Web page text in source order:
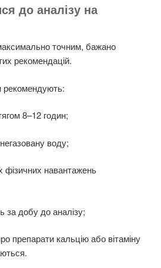
до аналізу на
точним, бажано
рекомендацій.
8–12 годин;
воду;
фізичних навантажень
за добу до аналізу;
препарати кальцію або вітаміну